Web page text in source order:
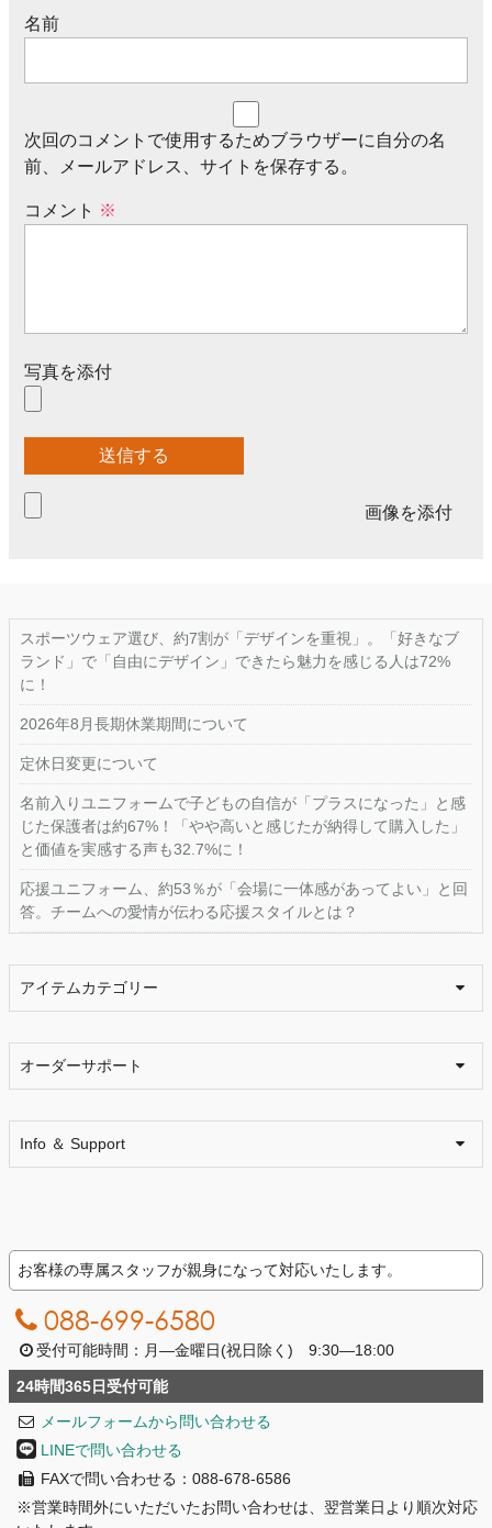
名前
次回のコメントで使用するためブラウザーに自分の名
前、メールアドレス、サイトを保存する。
コメント ※
写真を添付
画像を添付
スポーツウェア選び、約7割が「デザインを重視」。「好きなブ
ランド」で「自由にデザイン」できたら魅力を感じる人は72%
に！
2026年8月長期休業期間について
定休日変更について
名前入りユニフォームで子どもの自信が「プラスになった」と感
じた保護者は約67%！「やや高いと感じたが納得して購入した」
と価値を実感する声も32.7%に！
応援ユニフォーム、約53％が「会場に一体感があってよい」と回
答。チームへの愛情が伝わる応援スタイルとは？
アイテムカテゴリー
オーダーサポート
Info ＆ Support
お客様の専属スタッフが親身になって対応いたします。
088-699-6580
受付可能時間：月―金曜日(祝日除く) 9:30―18:00
24時間365日受付可能
メールフォームから問い合わせる
LINEで問い合わせる
FAXで問い合わせる：088-678-6586
※営業時間外にいただいたお問い合わせは、翌営業日より順次対応